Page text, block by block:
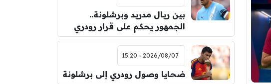
بين ريال مدريد وبرشلونة..
الجمهور يحكم على قرار رودري
2026/08/07 - 15:20
ضحايا وصول رودري إلى برشلونة